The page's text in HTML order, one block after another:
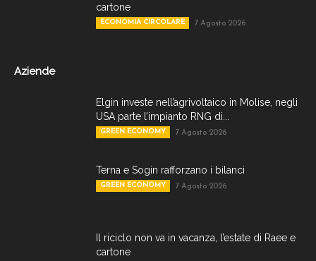
cartone
ECONOMIA CIRCOLARE 7 Agosto 2026
Aziende
Elgin investe nell’agrivoltaico in Molise, negli
USA parte l’impianto RNG di...
GREEN ECONOMY 7 Agosto 2026
Terna e Sogin rafforzano i bilanci
GREEN ECONOMY 7 Agosto 2026
Il riciclo non va in vacanza, l’estate di Raee e
cartone